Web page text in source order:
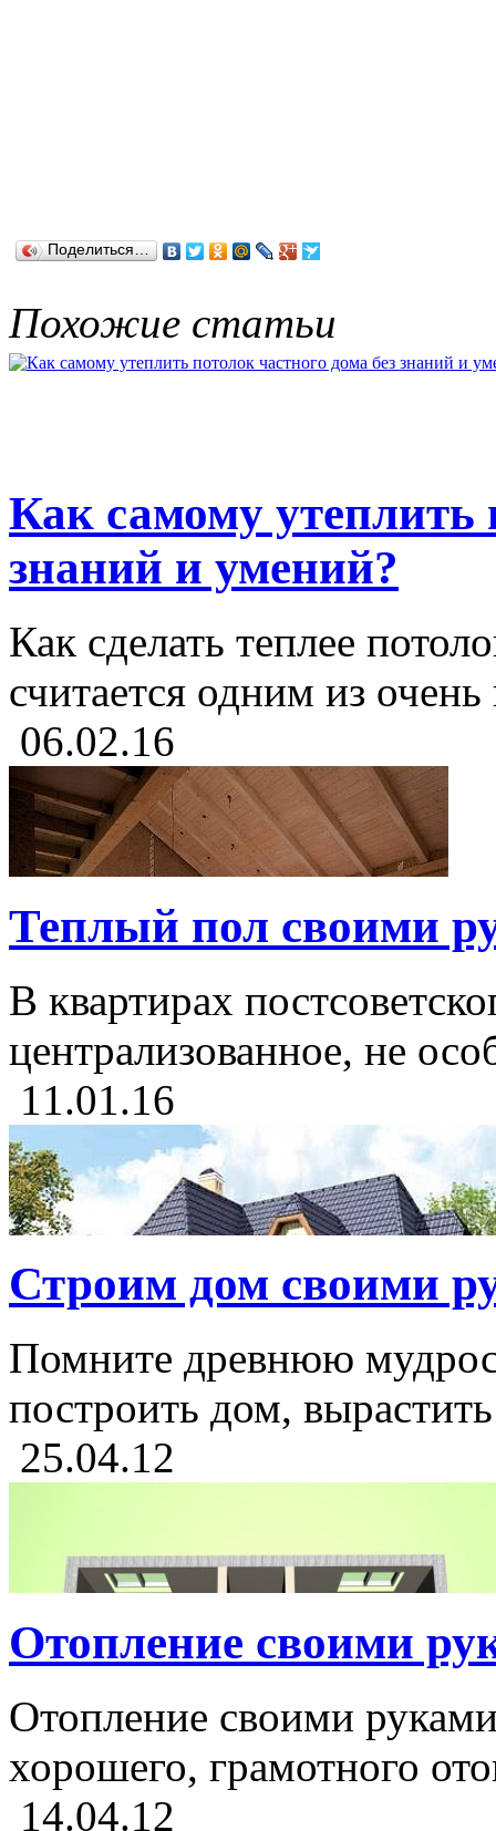
Поделиться…
Похожие статьи
Как самому утеплить
знаний и умений?
Как сделать теплее
считается одним из
06.02.16
Теплый пол своими
В квартирах
централизованное, не
11.01.16
Строим дом своими
Помните древнюю
построить дом,
25.04.12
Отопление своими
Отопление своими
хорошего, грамотного
14.04.12